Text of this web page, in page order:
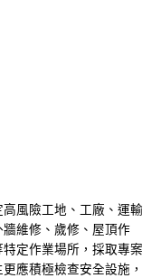
風險工地、工廠、運輸
維修、歲修、屋頂作
定作業場所，採取專案
應積極檢查安全設施，